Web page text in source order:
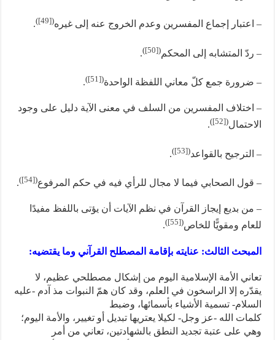
– اعتبار إجماع المفسرين وعدم الخروج عنه إلى غيره(
[49]
)
.
– ردّ المتشابه إلى المحكم(
[50]
)
.
– ضرورة جمع كلّ معاني اللفظة الواحدة(
[51]
)
.
– اختلاف المفسرين من السلف في معنى الآية دليل على وجود
الاحتمال(
[52]
)
.
– الترجيح بالقواعد(
[53]
)
.
– قول الصحابي فيما لا مجال للرأي فيه في حكم المرفوع(
[54]
)
.
– من بديع إيجاز القرآن في نظم الآيات أن يؤتى باللفظ مفيدًا
للعام ومقويًّا للخاص(
[55]
)
.
المبحث الثالث: عنايته بإقامة المصطلح القرآني وما يقتضيه:
تعاني الأمة الإسلامية اليوم من إشكال مصطلحي عظيم، لا
يقدّره إلا الراسخون في العلم، وقد كان همّ النبوات مذ آدم -عليه
السلام- تسمية الأشياء بأسمائها، وضبط
كلمات الله -عز وجل- لكيلا يعتريها تبديل أو تغيير، والأمة اليوم؛
وهي على عتبة تجديد النطق بالشهادتين، تعاني من أمر